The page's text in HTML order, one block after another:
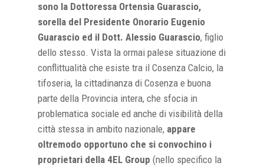
sono la Dottoressa Ortensia Guarascio,
sorella del Presidente Onorario Eugenio
Guarascio ed il Dott. Alessio Guarascio, figlio
dello stesso. Vista la ormai palese situazione di
conflittualità che esiste tra il Cosenza Calcio, la
tifoseria, la cittadinanza di Cosenza e buona
parte della Provincia intera, che sfocia in
problematica sociale ed anche di visibilità della
città stessa in ambito nazionale, appare
oltremodo opportuno che si convochino i
proprietari della 4EL Group (nello specifico la